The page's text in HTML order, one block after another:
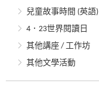
兒童故事時間 (英語)
4．23世界閱讀日
其他講座 / 工作坊
其他文學活動